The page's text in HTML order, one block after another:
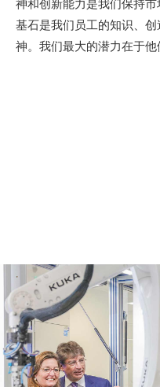
神和创新能力是我们保持
基石是我们员工的知识、
神。我们最大的潜力在于他